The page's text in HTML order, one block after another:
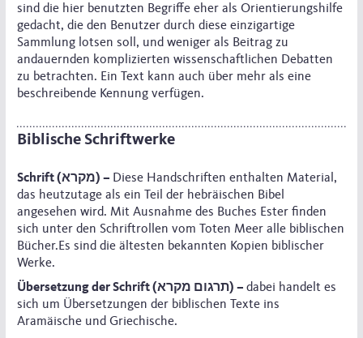
sind die hier benutzten Begriffe eher als Orientierungshilfe
gedacht, die den Benutzer durch diese einzigartige
Sammlung lotsen soll, und weniger als Beitrag zu
andauernden komplizierten wissenschaftlichen Debatten
zu betrachten. Ein Text kann auch über mehr als eine
beschreibende Kennung verfügen.
Biblische Schriftwerke
Schrift (מקרא) – Diese Handschriften enthalten Material,
das heutzutage als ein Teil der hebräischen Bibel
angesehen wird. Mit Ausnahme des Buches Ester finden
sich unter den Schriftrollen vom Toten Meer alle biblischen
Bücher.Es sind die ältesten bekannten Kopien biblischer
Werke.
Übersetzung der Schrift (תרגום מקרא) – dabei handelt es
sich um Übersetzungen der biblischen Texte ins
Aramäische und Griechische.